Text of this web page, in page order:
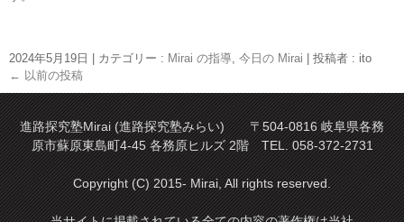
2024年5月19日 カテゴリー : Mirai の指導, 今日の Mirai
投稿者 : ito
← 以前の投稿
進路探究塾Mirai (進路探究塾みらい) 〒504-0816 岐阜県各務
原市蘇原東島町4-45 各務原ヒルズ 2階 TEL. 058-372-2731
Copyright (C) 2015- Mirai, All rights reserved.